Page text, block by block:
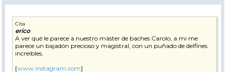
Cita
erico
A ver qué le parece a nuestro máster de baches Carolo, a mi me
parece un bajadón precioso y magistral, con un puñado de delfines
increibles.
[www.instagram.com]